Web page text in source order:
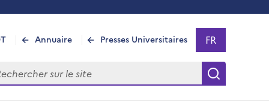
Annuaire Presses Universitaires Sélectionner
FR
- Français
sur le site